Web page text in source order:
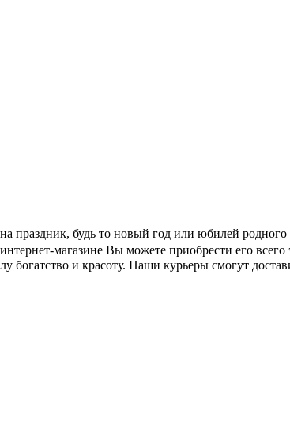
праздник, будь то новый год или юбилей
магазине Вы можете приобрести его всего
богатство и красоту. Наши курьеры смогут